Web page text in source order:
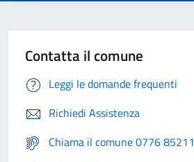
Contatta il comune
Leggi le domande frequenti
Richiedi Assistenza
Chiama il comune 0776 85211